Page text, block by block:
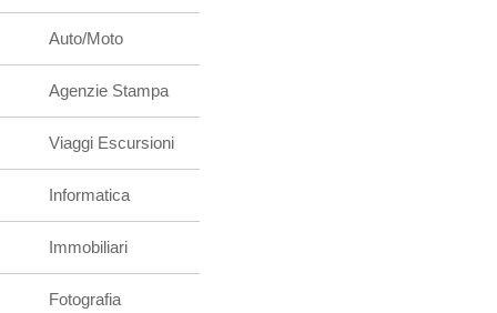
Auto/Moto
Agenzie Stampa
Viaggi Escursioni
Informatica
Immobiliari
Fotografia